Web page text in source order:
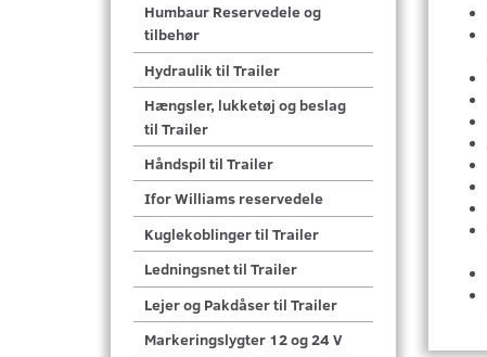
Humbaur Reservedele og
tilbehør
Hydraulik til Trailer
Hængsler, lukketøj og beslag
til Trailer
Håndspil til Trailer
Ifor Williams reservedele
Kuglekoblinger til Trailer
Ledningsnet til Trailer
Lejer og Pakdåser til Trailer
Markeringslygter 12 og 24 V